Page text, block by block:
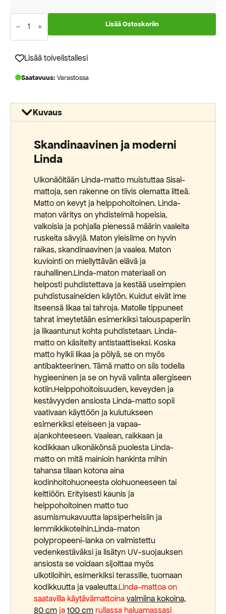
Linda
käytävämatto
80cm
snow
white)
määrä
Lisää Ostoskoriin
Lisää toivelistallesi
Saatavuus: Varastossa
Kuvaus
Skandinaavinen ja moderni
Linda
Ulkonäöltään Linda-matto muistuttaa Sisal-
mattoja, sen rakenne on tiivis olematta litteä.
Matto on kevyt ja helppohoitoinen. Linda-
maton väritys on yhdistelmä hopeisia,
valkoisia ja pohjalla pienessä määrin vaaleita
ruskeita sävyjä. Maton yleisilme on hyvin
raikas, skandinaavinen ja vaalea. Maton
kuviointi on miellyttävän elävä ja
rauhallinen.Linda-maton materiaali on
helposti puhdistettava ja kestää useimpien
puhdistusaineiden käytön. Kuidut eivät ime
itseensä likaa tai tahroja. Matolle tippuneet
tahrat imeytetään esimerkiksi talouspaperiin
ja likaantunut kohta puhdistetaan. Linda-
matto on käsitelty antistaattiseksi. Koska
matto hylkii likaa ja pölyä, se on myös
antibakteerinen. Tämä matto on siis todella
hygieeninen ja se on hyvä valinta allergiseen
kotiin.Helppohoitoisuuden, keveyden ja
kestävyyden ansiosta Linda-matto sopii
vaativaan käyttöön ja kulutukseen
esimerkiksi eteiseen ja vapaa-
ajankohteeseen. Vaalean, raikkaan ja
kodikkaan ulkonäkönsä puolesta Linda-
matto on mitä mainioin hankinta mihin
tahansa tilaan kotona aina
kodinhoitohuoneesta olohuoneeseen tai
keittiöön. Erityisesti kaunis ja
helppohoitoinen matto tuo
asumismukavuutta lapsiperheisiin ja
lemmikkikoteihin.Linda-maton
polypropeeni-lanka on valmistettu
vedenkestäväksi ja lisätyn UV-suojauksen
ansiosta se voidaan sijoittaa myös
ulkotiloihin, esimerkiksi terassille, tuomaan
kodikkuutta ja vaaleutta.Linda-mattoa on
saatavilla käytävämattoina valmiina kokoina,
80 cm ja 100 cm rullassa haluamassasi